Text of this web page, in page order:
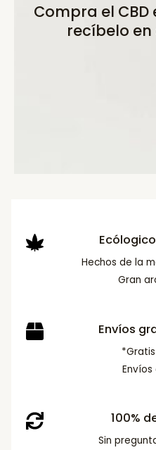
Compra el
recíbelo
Hechos de la
Gran
Envíos
100%
Sin